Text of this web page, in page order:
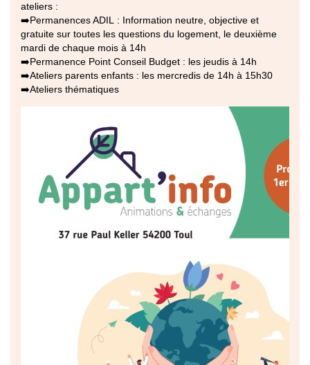
ateliers :
➡️Permanences ADIL : Information neutre, objective et
gratuite sur toutes les questions du logement, le deuxième
mardi de chaque mois à 14h
➡️Permanence Point Conseil Budget : les jeudis à 14h
➡️Ateliers parents enfants : les mercredis de 14h à 15h30
➡️Ateliers thématiques